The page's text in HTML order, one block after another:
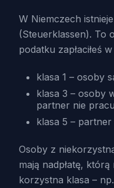
W Niemczech
(Steuerklassen). To
podatku zapłaciłeś
klasa 1 – osoby
klasa 3 – osoby
partner nie
klasa 5 –
Osoby z
mają nadpłatę,
korzystna klasa –